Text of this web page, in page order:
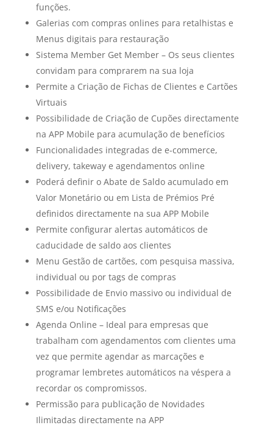
funções.
Galerias com compras onlines para retalhistas e
Menus digitais para restauração
Sistema Member Get Member – Os seus clientes
convidam para comprarem na sua loja
Permite a Criação de Fichas de Clientes e Cartões
Virtuais
Possibilidade de Criação de Cupões directamente
na APP Mobile para acumulação de benefícios
Funcionalidades integradas de e-commerce,
delivery, takeway e agendamentos online
Poderá definir o Abate de Saldo acumulado em
Valor Monetário ou em Lista de Prémios Pré
definidos directamente na sua APP Mobile
Permite configurar alertas automáticos de
caducidade de saldo aos clientes
Menu Gestão de cartões, com pesquisa massiva,
individual ou por tags de compras
Possibilidade de Envio massivo ou individual de
SMS e/ou Notificações
Agenda Online – Ideal para empresas que
trabalham com agendamentos com clientes uma
vez que permite agendar as marcações e
programar lembretes automáticos na véspera a
recordar os compromissos.
Permissão para publicação de Novidades
Ilimitadas directamente na APP